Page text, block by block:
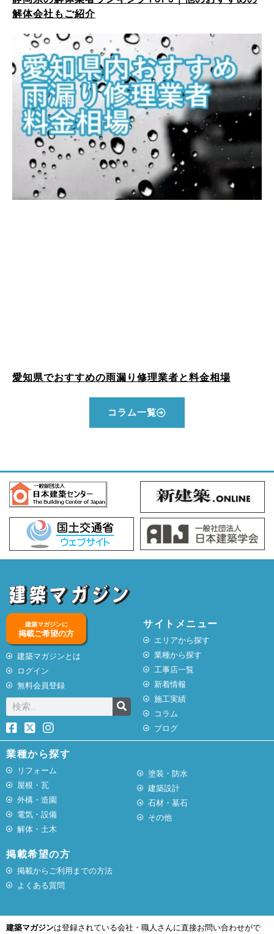
解体会社もご紹介
愛知県でおすすめの雨漏り修理業者と料金相場
コラム一覧
建築マガジンに
掲載ご希望の方
建築マガジンとは
ログイン
無料会員登録
サイトメニュー
エリアから探す
業種から探す
工事店一覧
新着情報
施工実績
コラム
ブログ
業種から探す
リフォーム
屋根・瓦
外構・造園
電気・設備
解体・土木
塗装・防水
建築設計
石材・墓石
その他
掲載希望の方
掲載からご利用までの方法
よくある質問
建築マガジンは登録されている会社・職人さんに直接お問い合わせがで